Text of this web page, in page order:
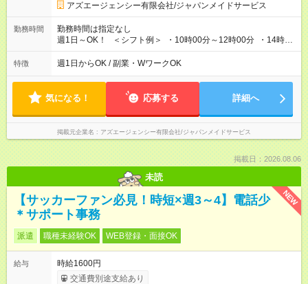
アズエージェンシー有限会社/ジャパンメイドサービス
勤務時間
勤務時間は指定なし
週1日～OK！ ＜シフト例＞ ・10時00分～12時00分 ・14時00
分～16時00分 ※勤務帯は複数あります！ ＼働き方のご希望を
聞かせてください！／ 気になることはなんでも相談してくださ
特徴 週1日からOK / 副業・WワークOK
気になる！ 応募する 詳細へ
掲載元企業名 アズエージェンシー有限会社/ジャパンメイドサービス
掲載日：2026.08.06
未読
NEW
【サッカーファン必見！時短×週3～4】電話少
＊サポート事務
派遣 職種未経験OK WEB登録・面接OK
給与
時給1600円
交通費別途支給あり